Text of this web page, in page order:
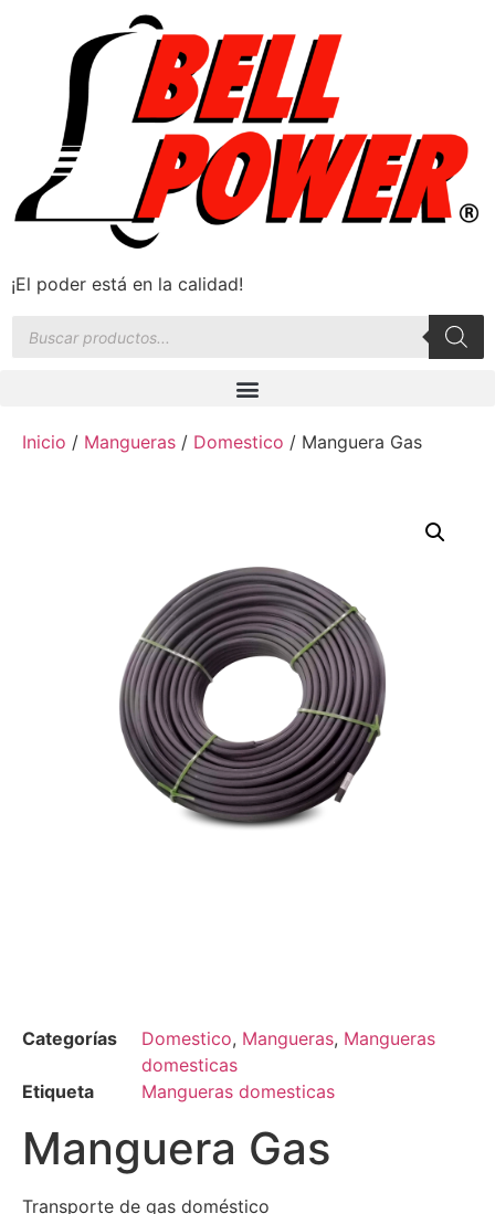
¡El poder está en la calidad!
Inicio / Mangueras / Domestico / Manguera Gas
Categorías Domestico, Mangueras, Mangueras
domesticas
Etiqueta
Mangueras domesticas
Manguera Gas
Transporte de gas doméstico